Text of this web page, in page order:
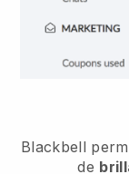
Blackbell
de